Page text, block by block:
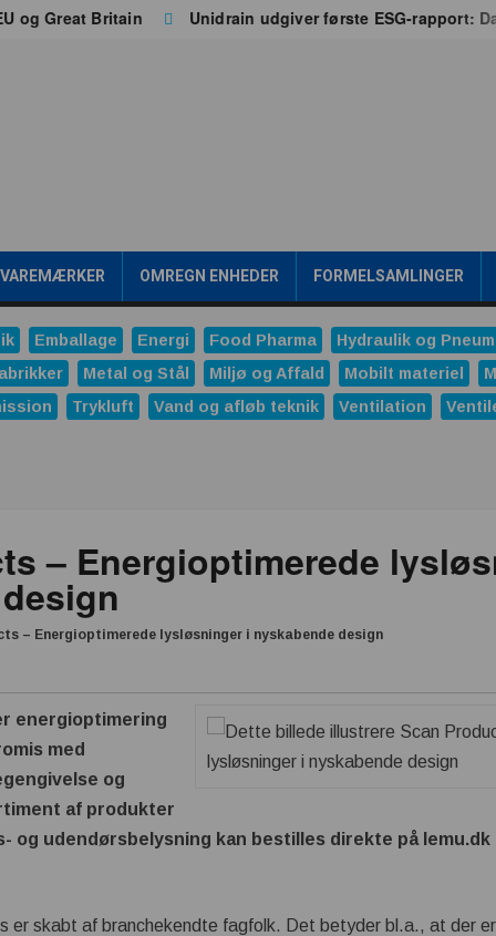
Great Britain Unidrain udgiver første ESG-rapport:
OMREGN ENHEDER FORMELSAMLINGER
Emballage Energi Food Pharma Hydraulik og
Metal og Stål Miljø og Affald Mobilt materiel
Trykluft Vand og afløb teknik Ventilation
– Energioptimerede
– Energioptimerede lysløsninger i nyskabende design
energioptimering
med
og
af produkter
og udendørsbelysning kan bestilles direkte på lemu.dk
er skabt af branchekendte fagfolk. Det betyder bl.a., at der